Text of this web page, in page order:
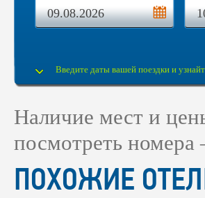
Введите даты вашей поездки и
Наличие мест и
посмотреть номера
ПОХОЖИЕ